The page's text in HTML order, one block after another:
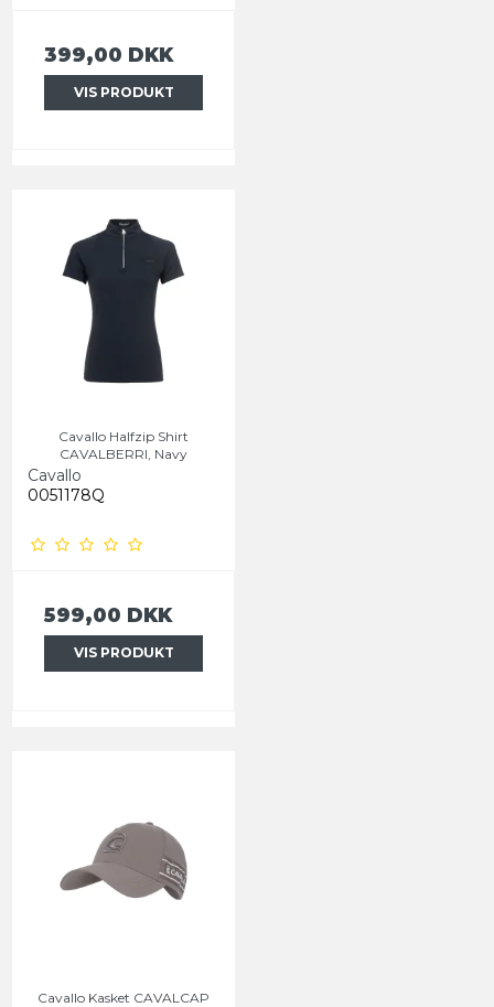
399,00 DKK
VIS PRODUKT
Cavallo Halfzip Shirt
CAVALBERRI, Navy
Cavallo
0051178Q
599,00 DKK
VIS PRODUKT
Cavallo Kasket CAVALCAP